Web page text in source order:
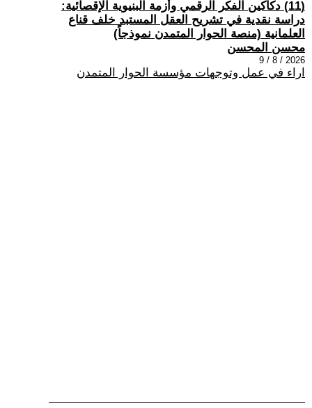
(11) دكاكين الفكر الرقمي وأزمة البنيوية الإقصائية:
دراسة نقدية في تشريح العقل المستبد خلف قناع
العلمانية (منصة الحوار المتمدن نموذجاً)
محسن المحسن
2026 / 8 / 9
اراء في عمل وتوجهات مؤسسة الحوار المتمدن